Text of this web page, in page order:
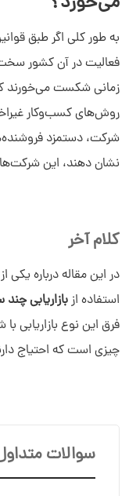
زمانی شکست می‌خورند که
روش‌های کسب‌وکار
شرکت، دستمزد
نشان دهند، این
کلام آخر
در این مقاله درباره
استفاده ازبازاریابی
فرق این نوع بازاریابی
چیزی است که احتیاج
سوالات